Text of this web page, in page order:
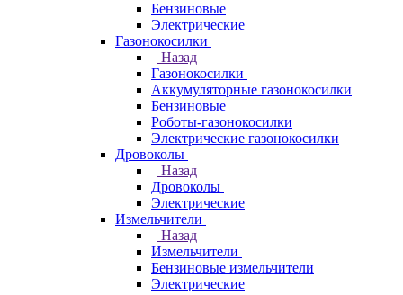
Бензиновые
Электрические
Газонокосилки
Назад
Газонокосилки
Аккумуляторные газонокосилки
Бензиновые
Роботы-газонокосилки
Электрические газонокосилки
Дровоколы
Назад
Дровоколы
Электрические
Измельчители
Назад
Измельчители
Бензиновые измельчители
Электрические